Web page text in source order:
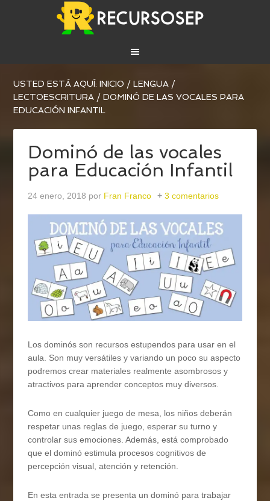
USTED ESTÁ AQUÍ:INICIO / LENGUA /
LECTOESCRITURA / DOMINÓ DE LAS VOCALES PARA
EDUCACIÓN INFANTIL
Dominó de las vocales
para Educación Infantil
24 enero, 2018 por Fran Franco 3 comentarios
Los dominós son recursos estupendos para usar en el
aula. Son muy versátiles y variando un poco su aspecto
podremos crear materiales realmente asombrosos y
atractivos para aprender conceptos muy diversos.
Como en cualquier juego de mesa, los niños deberán
respetar unas reglas de juego, esperar su turno y
controlar sus emociones. Además, está comprobado
que el dominó estimula procesos cognitivos de
percepción visual, atención y retención.
En esta entrada se presenta un dominó para trabajar